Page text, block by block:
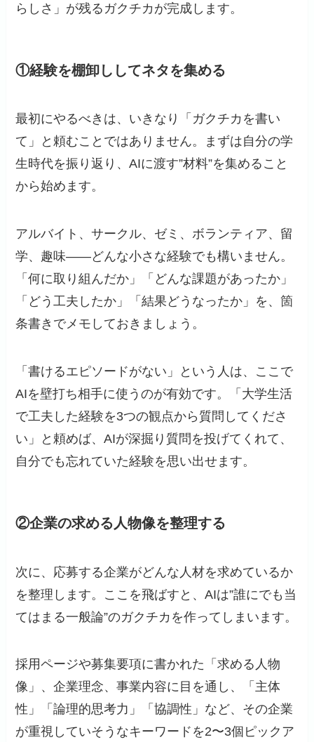
らしさ」が残るガクチカが完成します。
①経験を棚卸ししてネタを集める
最初にやるべきは、いきなり「ガクチカを書い
て」と頼むことではありません。まずは自分の学
生時代を振り返り、AIに渡す”材料”を集めること
から始めます。
アルバイト、サークル、ゼミ、ボランティア、留
学、趣味——どんな小さな経験でも構いません。
「何に取り組んだか」「どんな課題があったか」
「どう工夫したか」「結果どうなったか」を、箇
条書きでメモしておきましょう。
「書けるエピソードがない」という人は、ここで
AIを壁打ち相手に使うのが有効です。「大学生活
で工夫した経験を3つの観点から質問してくださ
い」と頼めば、AIが深掘り質問を投げてくれて、
自分でも忘れていた経験を思い出せます。
②企業の求める人物像を整理する
次に、応募する企業がどんな人材を求めているか
を整理します。ここを飛ばすと、AIは”誰にでも当
てはまる一般論”のガクチカを作ってしまいます。
採用ページや募集要項に書かれた「求める人物
像」、企業理念、事業内容に目を通し、「主体
性」「論理的思考力」「協調性」など、その企業
が重視していそうなキーワードを2〜3個ピックア